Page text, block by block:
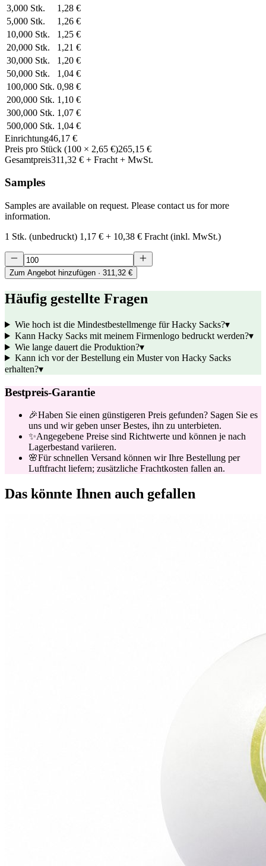
3,000 Stk.
1,28 €
5,000 Stk.
1,26 €
10,000 Stk.
1,25 €
20,000 Stk.
1,21 €
30,000 Stk.
1,20 €
50,000 Stk.
1,04 €
100,000 Stk. 0,98 €
200,000 Stk. 1,10 €
300,000 Stk. 1,07 €
500,000 Stk. 1,04 €
Einrichtung46,17 €
Preis pro Stück (100 × 2,65 €)265,15 €
Gesamtpreis311,32 € + Fracht + MwSt.
Samples
Samples are available on request. Please contact us for more
information.
1 Stk. (unbedruckt) 1,17 € + 10,38 € Fracht (inkl. MwSt.)
Zum Angebot hinzufügen · 311,32 €
Häufig gestellte Fragen
Wie hoch ist die Mindestbestellmenge für Hacky Sacks?▾
Kann Hacky Sacks mit meinem Firmenlogo bedruckt werden?▾
Wie lange dauert die Produktion?▾
Kann ich vor der Bestellung ein Muster von Hacky Sacks
erhalten?▾
Bestpreis-Garantie
🎉Haben Sie einen günstigeren Preis gefunden? Sagen Sie es
uns und wir geben unser Bestes, ihn zu unterbieten.
✨Angegebene Preise sind Richtwerte und können je nach
Lagerbestand variieren.
🌸Für schnellen Versand können wir Ihre Bestellung per
Luftfracht liefern; zusätzliche Frachtkosten fallen an.
Das könnte Ihnen auch gefallen